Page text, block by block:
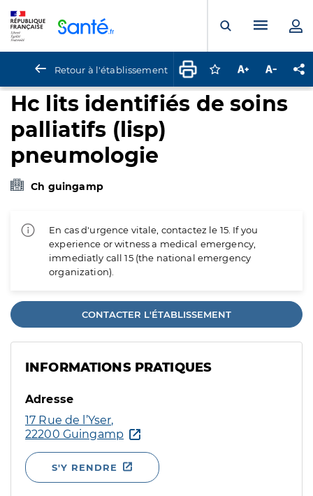
Ouvrir laMenu
Retour à l'établissement Connectez-vous
Augmenter la
Hc lits identifiés de soins
palliatifs (lisp)
pneumologie
Ch guingamp
En cas d'urgence vitale, contactez le 15. If you
experience or witness a medical emergency,
immediatly call 15 (the national emergency
organization).
CONTACTER L'ÉTABLISSEMENT
INFORMATIONS PRATIQUES
Adresse
17 Rue de l’Yser,
22200 Guingamp
S'Y RENDRE